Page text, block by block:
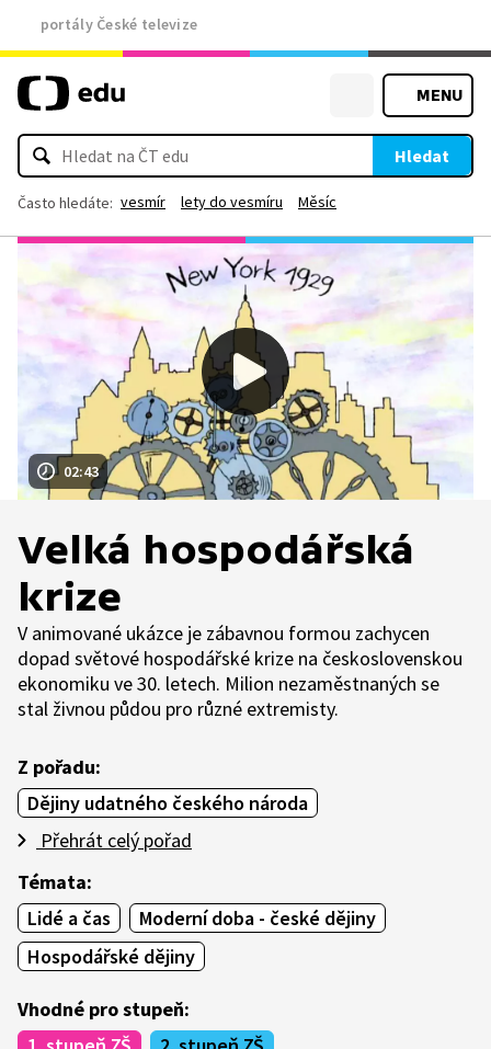
portály České televize
MENU
Hledat
Často hledáte: vesmír lety do vesmíru Měsíc
02:43
Velká hospodářská
krize
V animované ukázce je zábavnou formou zachycen
dopad světové hospodářské krize na československou
ekonomiku ve 30. letech. Milion nezaměstnaných se
stal živnou půdou pro různé extremisty.
Z pořadu:
Dějiny udatného českého národa
Přehrát celý pořad
Témata:
Lidé a čas
Moderní doba - české dějiny
Hospodářské dějiny
Vhodné pro stupeň: